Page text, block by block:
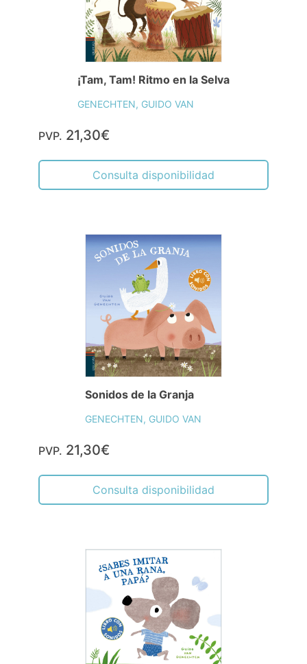
¡Tam, Tam! Ritmo en la Selva
GENECHTEN, GUIDO VAN
PVP. 21,30€
Consulta disponibilidad
Sonidos de la Granja
GENECHTEN, GUIDO VAN
PVP. 21,30€
Consulta disponibilidad